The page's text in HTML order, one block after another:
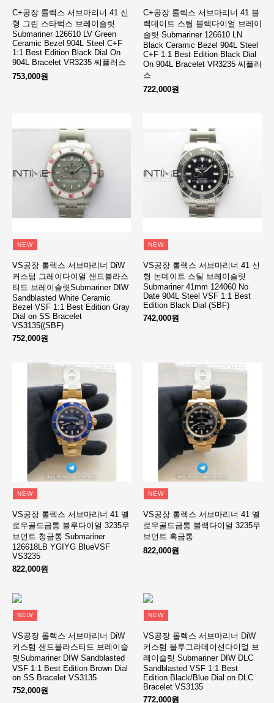
C+공장 롤렉스 서브마리너 41 신
형 그린 스타벅스 브레이슬릿
Submariner 126610 LV Green
Ceramic Bezel 904L Steel C+F
1:1 Best Edition Black Dial On
904L Bracelet VR3235 씨플러스
753,000원
C+공장 롤렉스 서브마리너 41 블
랙데이트 스틸 블랙다이얼 브레이
슬릿 Submariner 126610 LN
Black Ceramic Bezel 904L Steel
C+F 1:1 Best Edition Black Dial
On 904L Bracelet VR3235 씨플러
스
722,000원
NEW
VS공장 롤렉스 서브마리너 DiW
커스텀 그레이다이얼 샌드블라스
티드 브레이슬릿Submariner DIW
Sandblasted White Ceramic
Bezel VSF 1:1 Best Edition Gray
Dial on SS Bracelet
VS3135((SBF)
752,000원
NEW
VS공장 롤렉스 서브마리너 41 신
형 논데이트 스틸 브레이슬릿
Submariner 41mm 124060 No
Date 904L Steel VSF 1:1 Best
Edition Black Dial (SBF)
742,000원
NEW
VS공장 롤렉스 서브마리너 41 옐
로우골드금통 블루다이얼 3235무
브먼트 청금통 Submariner
126618LB YGIYG BlueVSF
VS3235
822,000원
NEW
VS공장 롤렉스 서브마리너 41 옐
로우골드금통 블랙다이얼 3235무
브먼트 흑금통
822,000원
NEW
VS공장 롤렉스 서브마리너 DiW
커스텀 샌드블라스티드 브레이슬
릿Submariner DIW Sandblasted
VSF 1:1 Best Edition Brown Dial
on SS Bracelet VS3135
752,000원
NEW
VS공장 롤렉스 서브마리너 DiW
커스텀 블루그라데이션다이얼 브
레이슬릿 Submariner DIW DLC
Sandblasted VSF 1:1 Best
Edition Black/Blue Dial on DLC
Bracelet VS3135
772,000원